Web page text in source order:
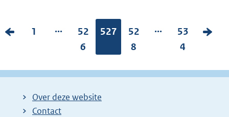
V
i
P
i
n
a
1 ...
P
a
i
n
52
6
Pagina:
527
P
a
i
52
8
...
P
a
i
53
4
V
g
Over deze website
Contact